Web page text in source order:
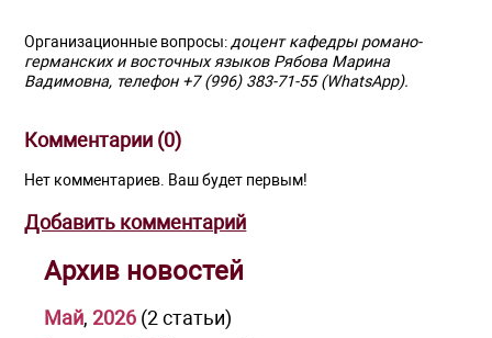
Организационные вопросы:доцент кафедры романо-
германских и восточных языков Рябова Марина
Вадимовна, телефон +7 (996) 383-71-55 (WhatsApp).
Комментарии (0)
Нет комментариев. Ваш будет первым!
Добавить комментарий
Архив новостей
Май, 2026 (2 статьи)